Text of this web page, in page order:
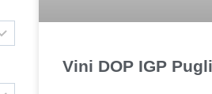
Vini DOP IGP